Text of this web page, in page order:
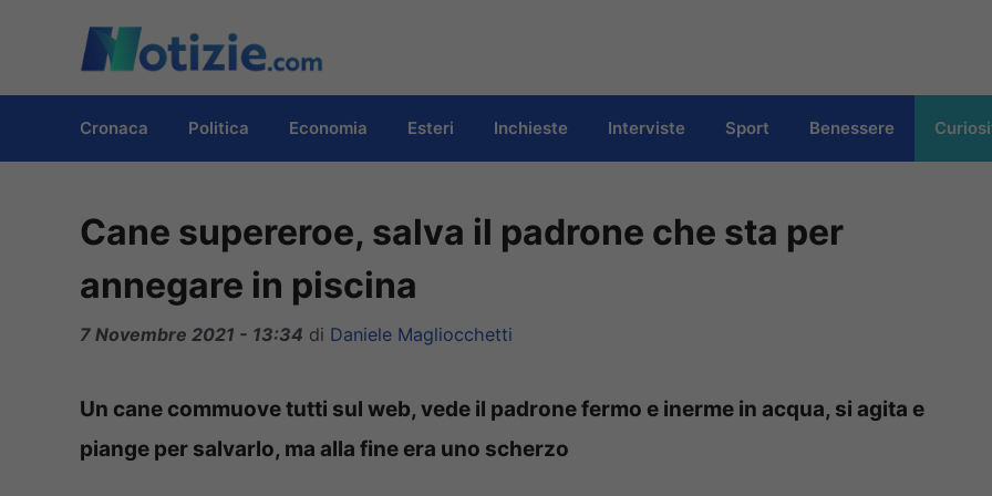
contenuto
Cronaca Politica Economia Esteri Inchieste Interviste Sport Benessere
Cane supereroe, salva il padrone che sta per
annegare in piscina
7 Novembre 2021 - 13:34 di Daniele Magliocchetti
Un cane commuove tutti sul web, vede il padrone fermo e inerme in acqua, si agita e
piange per salvarlo, ma alla fine era uno scherzo